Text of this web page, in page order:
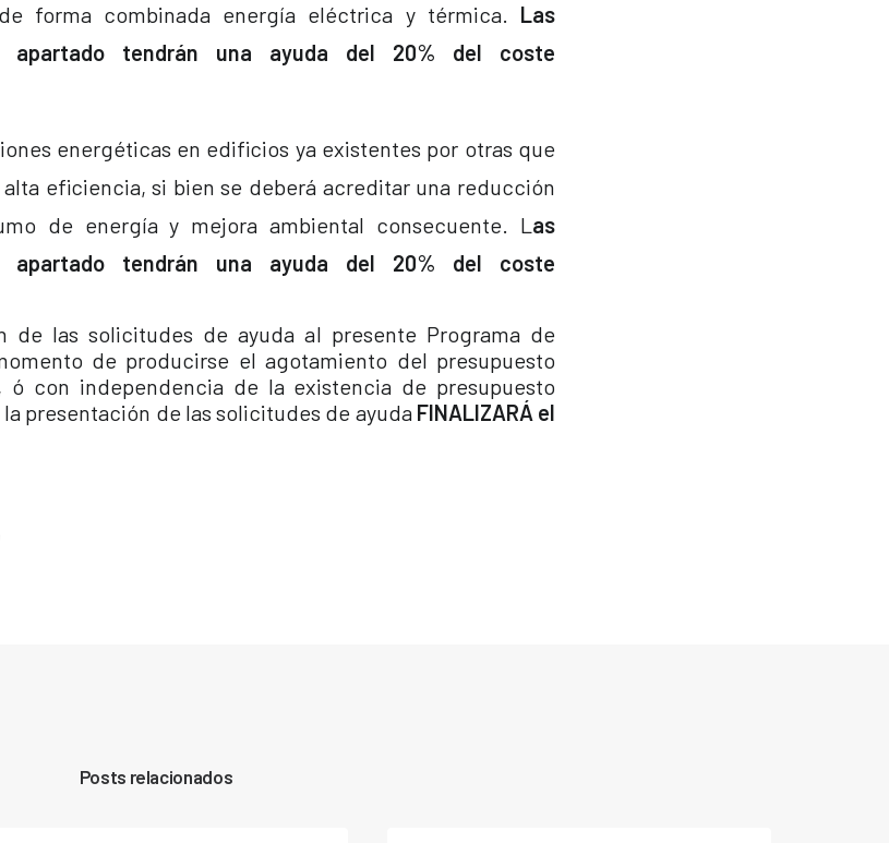
forma combinada energía eléctrica y térmica. Las
apartado tendrán una ayuda del 20% del coste
energéticas en edificios ya existentes por otras que
eficiencia, si bien se deberá acreditar una reducción
de energía y mejora ambiental consecuente. Las
apartado tendrán una ayuda del 20% del coste
de las solicitudes de ayuda al presente Programa de
de producirse el agotamiento del presupuesto
con independencia de la existencia de presupuesto
presentación de las solicitudes de ayuda FINALIZARÁ el
Posts relacionados